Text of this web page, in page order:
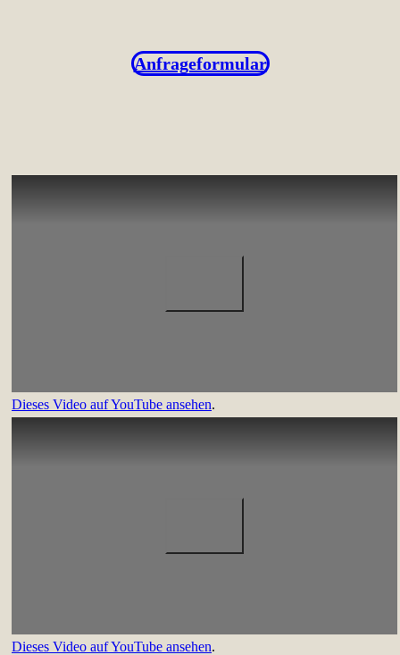
Anfrageformular
Dieses Video auf YouTube ansehen.
Dieses Video auf YouTube ansehen.